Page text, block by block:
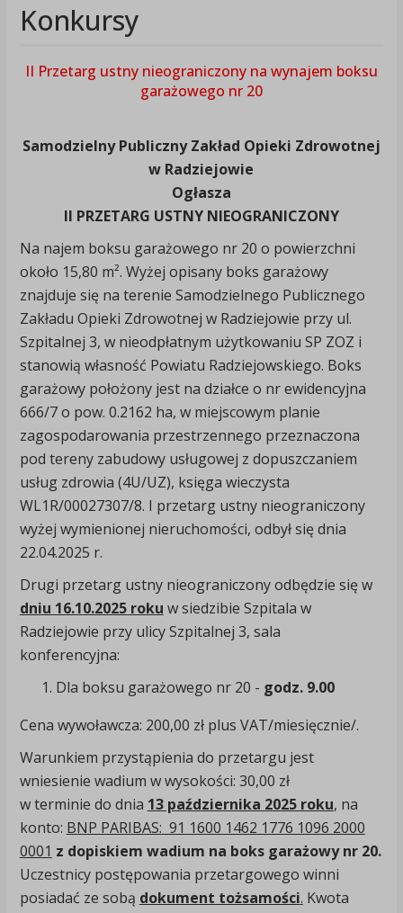
Konkursy
II Przetarg ustny nieograniczony na wynajem boksu
garażowego nr 20
Samodzielny Publiczny Zakład Opieki Zdrowotnej
w Radziejowie
Ogłasza
II PRZETARG USTNY NIEOGRANICZONY
Na najem boksu garażowego nr 20 o powierzchni
około 15,80 m². Wyżej opisany boks garażowy
znajduje się na terenie Samodzielnego Publicznego
Zakładu Opieki Zdrowotnej w Radziejowie przy ul.
Szpitalnej 3, w nieodpłatnym użytkowaniu SP ZOZ i
stanowią własność Powiatu Radziejowskiego. Boks
garażowy położony jest na działce o nr ewidencyjna
666/7 o pow. 0.2162 ha, w miejscowym planie
zagospodarowania przestrzennego przeznaczona
pod tereny zabudowy usługowej z dopuszczaniem
usług zdrowia (4U/UZ), księga wieczysta
WL1R/00027307/8. I przetarg ustny nieograniczony
wyżej wymienionej nieruchomości, odbył się dnia
22.04.2025 r.
Drugi przetarg ustny nieograniczony odbędzie się w
dniu 16.10.2025 roku w siedzibie Szpitala w
Radziejowie przy ulicy Szpitalnej 3, sala
konferencyjna:
Dla boksu garażowego nr 20 - godz. 9.00
Cena wywoławcza: 200,00 zł plus VAT/miesięcznie/.
Warunkiem przystąpienia do przetargu jest
wniesienie wadium w wysokości: 30,00 zł
w terminie do dnia 13 października 2025 roku, na
konto: BNP PARIBAS: 91 1600 1462 1776 1096 2000
0001 z dopiskiem wadium na boks garażowy nr 20.
Uczestnicy postępowania przetargowego winni
posiadać ze sobą dokument tożsamości. Kwota